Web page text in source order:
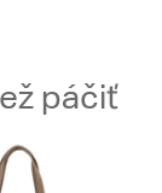
páčiť